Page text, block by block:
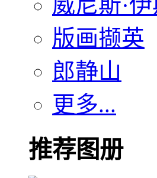
版画撷英
郎静山
更多...
推荐图册